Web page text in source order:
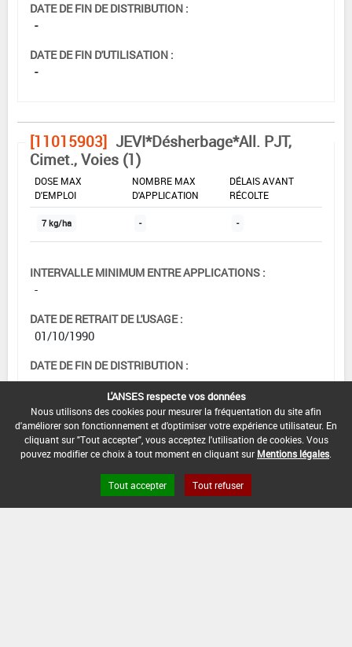
DATE DE FIN DE DISTRIBUTION :
-
DATE DE FIN D'UTILISATION :
-
[11015903] JEVI*Désherbage*All. PJT,
Cimet., Voies (1)
DOSE MAX
D'EMPLOI
NOMBRE MAX
D'APPLICATION
DÉLAIS AVANT
RÉCOLTE
7 kg/ha - -
INTERVALLE MINIMUM ENTRE APPLICATIONS :
-
DATE DE RETRAIT DE L'USAGE :
01/10/1990
DATE DE FIN DE DISTRIBUTION :
-
DATE DE FIN D'UTILISATION :
-
L'ANSES respecte vos données
Nous utilisons des cookies pour mesurer la fréquentation du site afin
d'améliorer son fonctionnement et d'optimiser votre expérience utilisateur. En
cliquant sur "Tout accepter", vous acceptez l'utilisation de cookies. Vous
pouvez modifier ce choix à tout moment en cliquant sur Mentions légales
Tout accepter Tout refuser